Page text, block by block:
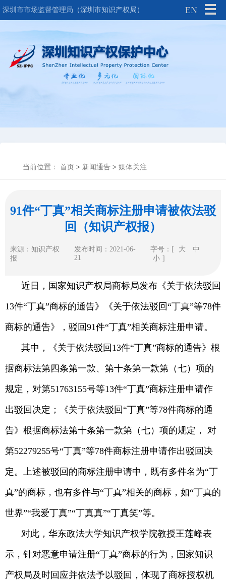
深圳市市场监督管理局（深圳市知识产权局） EN
当前位置： 首页 > 新闻通告 > 媒体关注
91件“丁真”相关商标注册申请被依法驳
回（知识产权报）
来源：知识产权
报
发布时间：2021-06-
21
字号：[ 大
中
小 ]
近日，国家知识产权局商标局发布《关于依法驳回
13件“丁真”商标的通告》《关于依法驳回“丁真”等78件
商标的通告》，驳回91件“丁真”相关商标注册申请。
其中，《关于依法驳回13件“丁真”商标的通告》根
据商标法第四条第一款、第十条第一款第（七）项的
规定，对第51763155号等13件“丁真”商标注册申请作
出驳回决定；《关于依法驳回“丁真”等78件商标的通
告》根据商标法第十条第一款第（七）项的规定， 对
第52279255号“丁真”等78件商标注册申请作出驳回决
定。上述被驳回的商标注册申请中，既有多件名为“丁
真”的商标，也有多件与“丁真”相关的商标，如“丁真的
世界”“我爱丁真”“丁真真”“丁真笑”等。
对此，华东政法大学知识产权学院教授王莲峰表
示，针对恶意申请注册“丁真”商标的行为，国家知识
产权局及时回应并依法予以驳回，体现了商标授权机